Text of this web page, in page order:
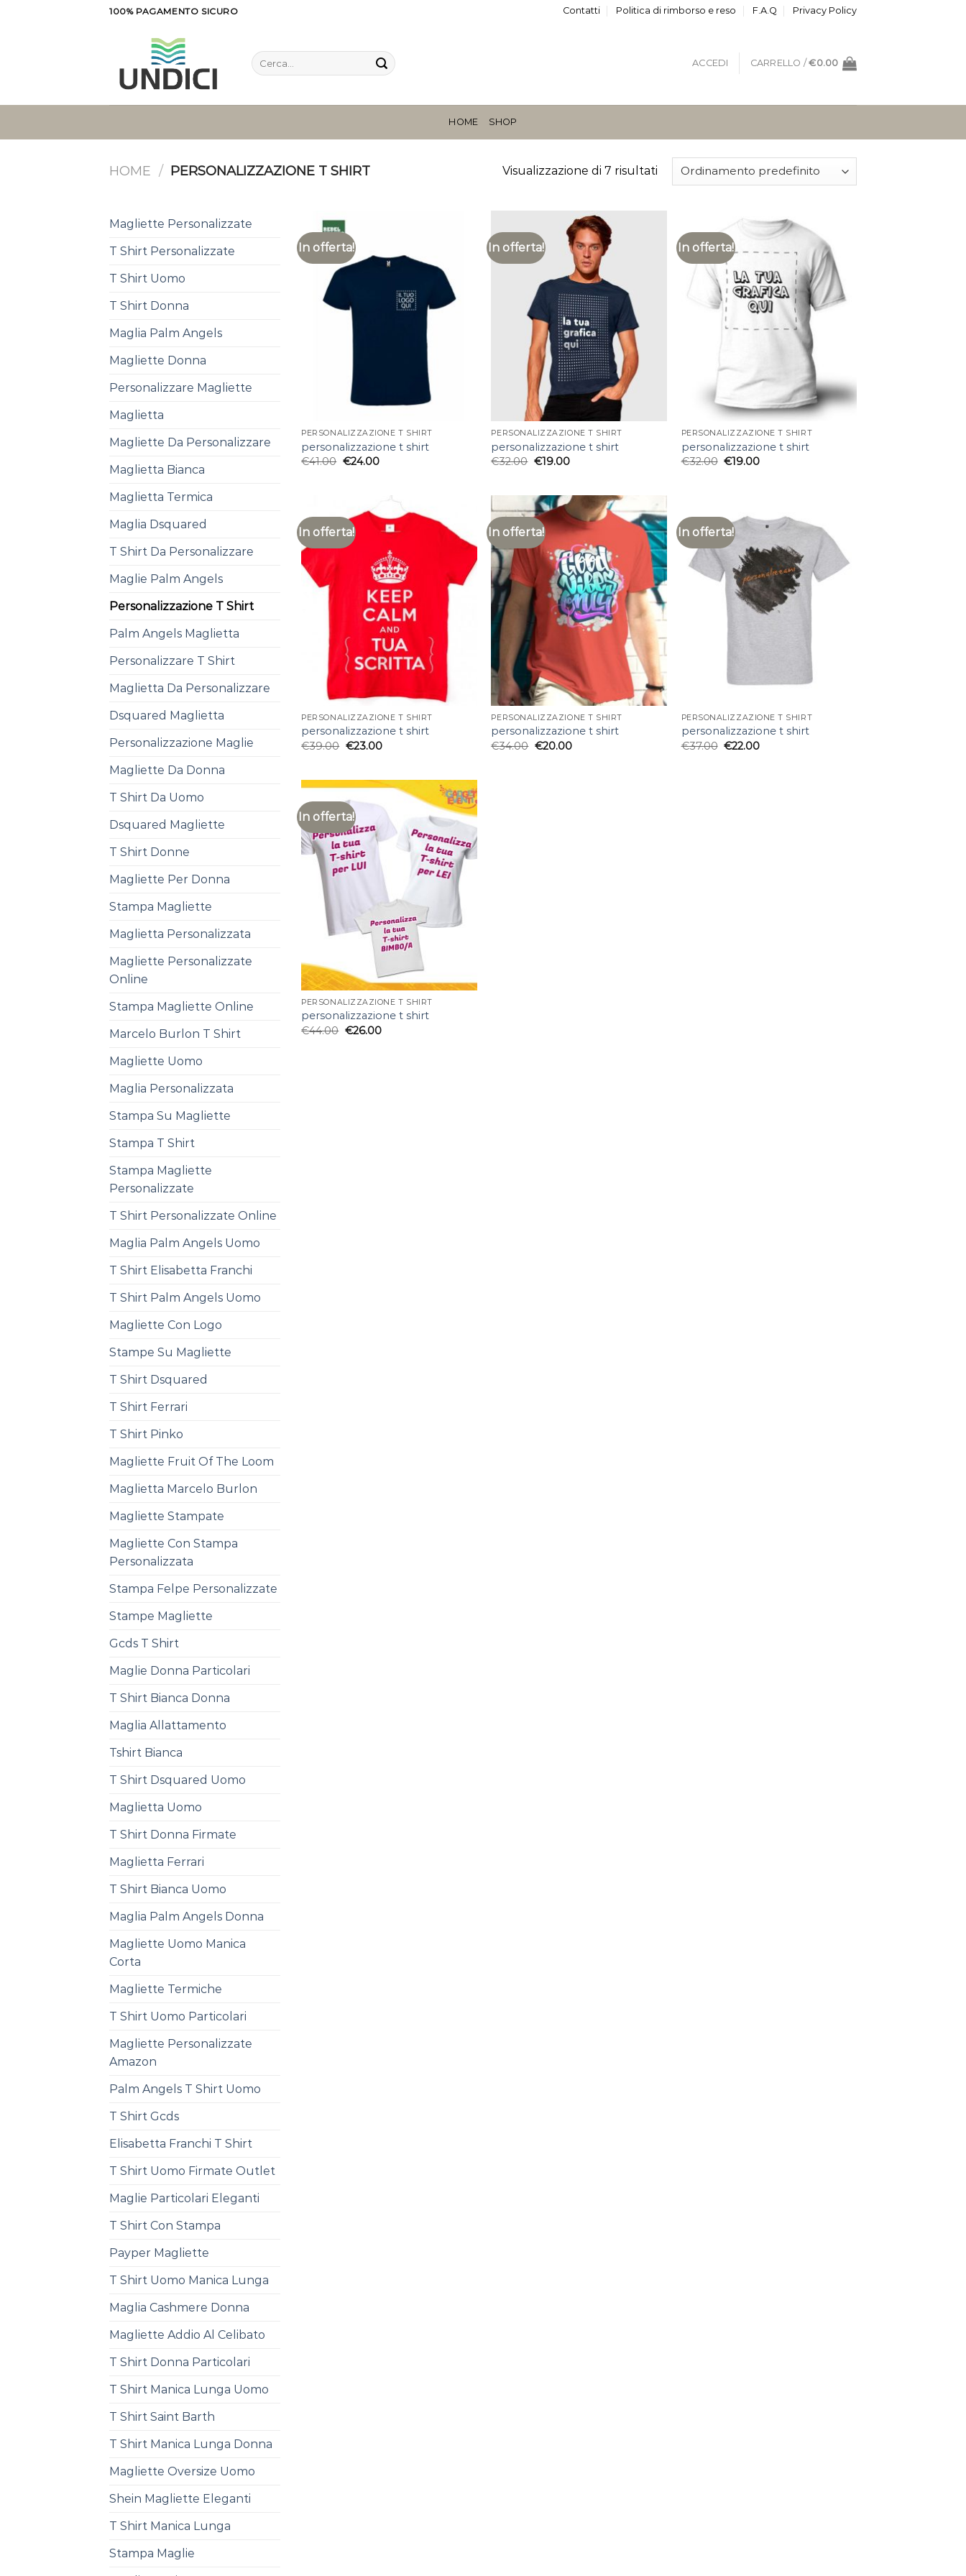
100% PAGAMENTO SICURO Contatti Politica di rimborso e reso F.A.Q Privacy Policy
Cerca:
ACCEDI CARRELLO /€0.00
HOME SHOP
HOME / PERSONALIZZAZIONE T SHIRT Visualizzazione di 7 risultati
Magliette Personalizzate
T Shirt Personalizzate
T Shirt Uomo
T Shirt Donna
Maglia Palm Angels
Magliette Donna
Personalizzare Magliette
Maglietta
Magliette Da Personalizzare
Maglietta Bianca
Maglietta Termica
Maglia Dsquared
T Shirt Da Personalizzare
Maglie Palm Angels
Personalizzazione T Shirt
Palm Angels Maglietta
Personalizzare T Shirt
Maglietta Da Personalizzare
Dsquared Maglietta
Personalizzazione Maglie
Magliette Da Donna
T Shirt Da Uomo
Dsquared Magliette
T Shirt Donne
Magliette Per Donna
Stampa Magliette
Maglietta Personalizzata
Magliette Personalizzate
Online
Stampa Magliette Online
Marcelo Burlon T Shirt
Magliette Uomo
Maglia Personalizzata
Stampa Su Magliette
Stampa T Shirt
Stampa Magliette
Personalizzate
T Shirt Personalizzate Online
Maglia Palm Angels Uomo
T Shirt Elisabetta Franchi
T Shirt Palm Angels Uomo
Magliette Con Logo
Stampe Su Magliette
T Shirt Dsquared
T Shirt Ferrari
T Shirt Pinko
Magliette Fruit Of The Loom
Maglietta Marcelo Burlon
Magliette Stampate
Magliette Con Stampa
Personalizzata
Stampa Felpe Personalizzate
Stampe Magliette
Gcds T Shirt
Maglie Donna Particolari
T Shirt Bianca Donna
Maglia Allattamento
Tshirt Bianca
T Shirt Dsquared Uomo
Maglietta Uomo
T Shirt Donna Firmate
Maglietta Ferrari
T Shirt Bianca Uomo
Maglia Palm Angels Donna
Magliette Uomo Manica
Corta
Magliette Termiche
T Shirt Uomo Particolari
Magliette Personalizzate
Amazon
Palm Angels T Shirt Uomo
T Shirt Gcds
Elisabetta Franchi T Shirt
T Shirt Uomo Firmate Outlet
Maglie Particolari Eleganti
T Shirt Con Stampa
Payper Magliette
T Shirt Uomo Manica Lunga
Maglia Cashmere Donna
Magliette Addio Al Celibato
T Shirt Donna Particolari
T Shirt Manica Lunga Uomo
T Shirt Saint Barth
T Shirt Manica Lunga Donna
Magliette Oversize Uomo
Shein Magliette Eleganti
T Shirt Manica Lunga
Stampa Maglie
In offerta!
PERSONALIZZAZIONE T SHIRT
personalizzazione t shirt
€41.00 €24.00
In offerta!
PERSONALIZZAZIONE T SHIRT
personalizzazione t shirt
€32.00 €19.00
In offerta!
PERSONALIZZAZIONE T SHIRT
personalizzazione t shirt
€32.00 €19.00
In offerta!
PERSONALIZZAZIONE T SHIRT
personalizzazione t shirt
€39.00 €23.00
In offerta!
PERSONALIZZAZIONE T SHIRT
personalizzazione t shirt
€34.00 €20.00
In offerta!
PERSONALIZZAZIONE T SHIRT
personalizzazione t shirt
€37.00 €22.00
In offerta!
PERSONALIZZAZIONE T SHIRT
personalizzazione t shirt
€44.00 €26.00